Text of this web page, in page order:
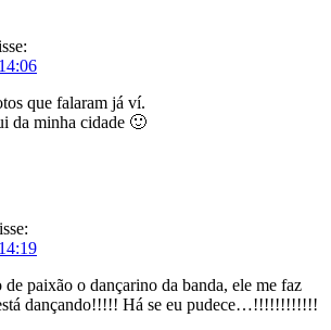
que falaram já ví.
da minha cidade 🙂
paixão o dançarino da banda, ele me faz
dançando!!!!! Há se eu pudece…!!!!!!!!!!!!